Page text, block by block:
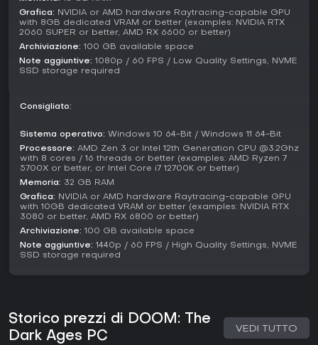
all'azione fulminea, con un forte accento su storia ed
esplorazione. La ricezione è mista: alcuni lo acclamo come il
preferito della serie per i boss finali e l'atmosfera generale,
altri lo criticano per una trama sconnessa. Se cerchi
un'avventura solitaria incentrata sull'eliminazione di demoni
in un'ambientazione dark fantasy, è una scelta solida,
Grafica: NVIDIA or AMD hardware Raytracing-capable GPU
with 8GB dedicated VRAM or better (examples: NVIDIA RTX
2060 SUPER or better, AMD RX 6600 or better)
Archiviazione: 100 GB available space
Note aggiuntive: 1080p / 60 FPS / Low Quality Settings, NVME
SSD storage required
Consigliato:
Sistema operativo: Windows 10 64-Bit / Windows 11 64-Bit
Processore: AMD Zen 3 or Intel 12th Generation CPU @3.2Ghz
with 8 cores / 16 threads or better (examples: AMD Ryzen 7
5700X or better, or Intel Core i7 12700K or better)
Memoria: 32 GB RAM
Grafica: NVIDIA or AMD hardware Raytracing-capable GPU
with 10GB dedicated VRAM or better (examples: NVIDIA RTX
3080 or better, AMD RX 6800 or better)
Archiviazione: 100 GB available space
Note aggiuntive: 1440p / 60 FPS / High Quality Settings, NVME
SSD storage required
Storico prezzi di DOOM: The
Dark Ages PC
VEDI TUTTO